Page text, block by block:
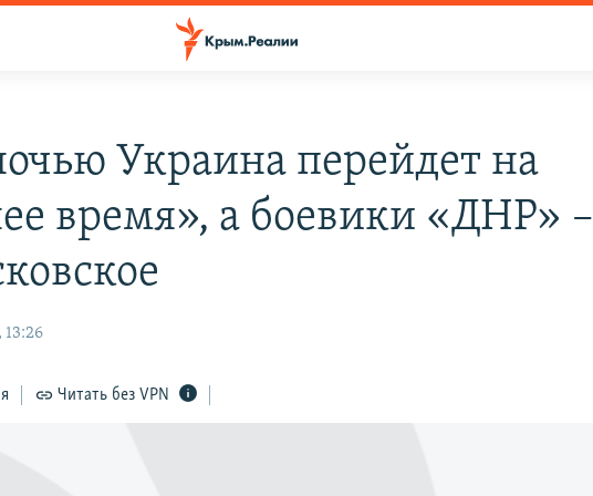
Украина перейдет на
время», а боевики «ДНР» –
13:26
Читать без VPN